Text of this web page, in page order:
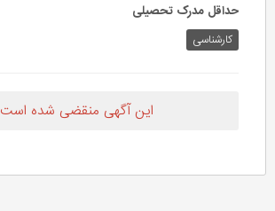
حداقل مدرک تحصیلی
کارشناسی
این آگهی منقضی شده است